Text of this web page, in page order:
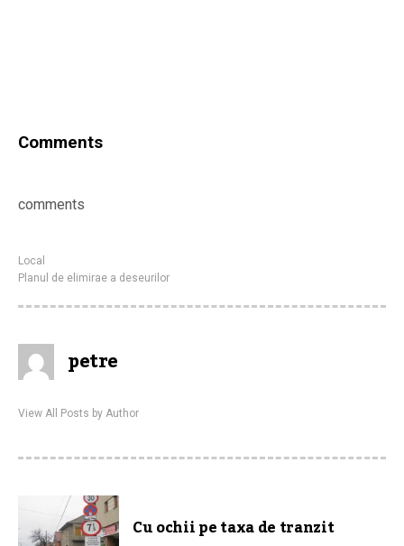
Comments
comments
Local
Planul de elimirae a deseurilor
petre
View All Posts by Author
Cu ochii pe taxa de tranzit